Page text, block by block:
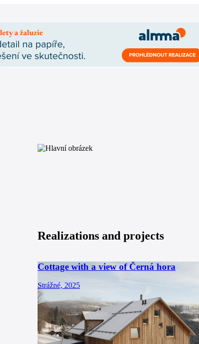
Realizations and projects
Cottage with a view of Černá hora
Strážné, 2025